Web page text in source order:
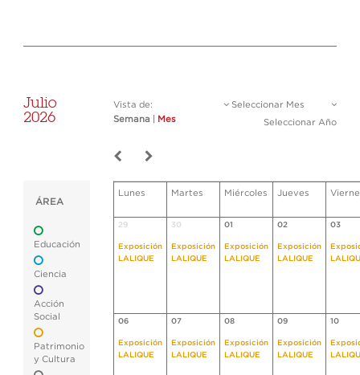
Julio
2026
Vista de:
Semana
Mes
Seleccionar Mes
Seleccionar Año
ÁREA
Educación
Ciencia
Acción
Social
Patrimonio
y Cultura
Lunes Martes Miércoles Jueves
29
Exposición
LALIQUE
30
Exposición
LALIQUE
01
Exposición
LALIQUE
02
Exposición
LALIQUE
03
06
Exposición
LALIQUE
07
Exposición
LALIQUE
08
Exposición
LALIQUE
09
Exposición
LALIQUE
10